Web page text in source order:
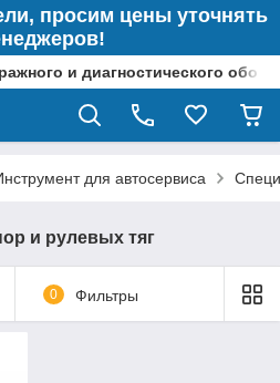
просим цены уточнять
и диагностического
для автосервиса
и рулевых тяг
0 Фильтры